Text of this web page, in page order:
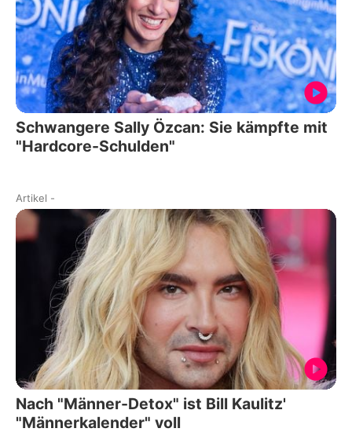
Schwangere Sally Özcan: Sie kämpfte mit
"Hardcore-Schulden"
Artikel -
Nach "Männer-Detox" ist Bill Kaulitz'
"Männerkalender" voll